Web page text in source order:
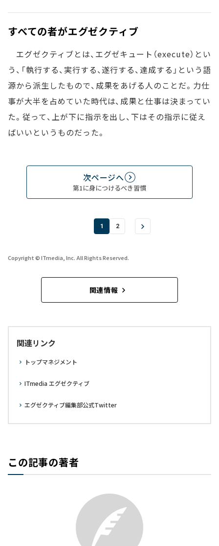
すべての者がエグゼクティブ
エグゼクティブとは、エグゼキュート（execute）とい
う、「執行する、実行する、遂行する、達成する」という語
源から派生したもので、成果をあげる人のことだ。力仕
事が大半を占めていた時代は、成果と仕事は決まってい
た。従って、上が下に指示を出し、下はその指示に従え
ばいいというものだった。
次ページへ
第1に身につけるべき習慣
1 2
Copyright © ITmedia, Inc. All Rights Reserved.
関連情報
関連リンク
トップマネジメント
ITmedia エグゼクティブ
エグゼクティブ編集部公式Twitter
この記事の著者